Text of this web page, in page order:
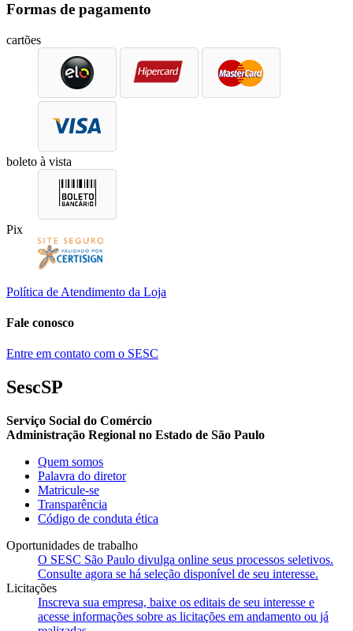
Formas de pagamento
cartões
boleto à vista
Pix
Política de Atendimento da Loja
Fale conosco
Entre em contato com o SESC
SescSP
Serviço Social do Comércio
Administração Regional no Estado de São Paulo
Quem somos
Palavra do diretor
Matricule-se
Transparência
Código de conduta ética
Oportunidades de trabalho
O SESC São Paulo divulga online seus processos seletivos.
Consulte agora se há seleção disponível de seu interesse.
Licitações
Inscreva sua empresa, baixe os editais de seu interesse e
acesse informações sobre as licitações em andamento ou já